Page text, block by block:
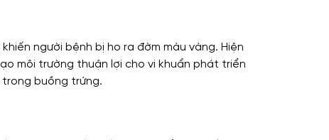
người bệnh bị ho ra đờm màu vàng. Hiện
môi trường thuận lợi cho vi khuẩn phát triển
trong buồng trứng.